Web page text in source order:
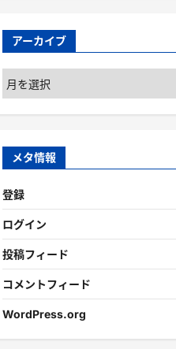
アーカイブ
ア
ー
カ
ブ
メタ情報
登録
ログイン
投稿フィード
コメントフィード
WordPress.org